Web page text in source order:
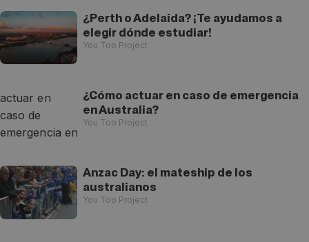
¿Perth o Adelaida? ¡Te ayudamos a
elegir dónde estudiar!
You Too Project
¿Cómo actuar en caso de emergencia
en Australia?
You Too Project
Anzac Day: el mateship de los
australianos
You Too Project